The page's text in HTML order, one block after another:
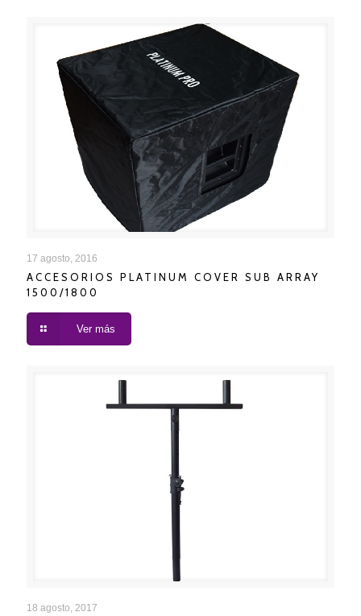
ACCESORIOS PLATINUM COVER SUB ARRAY
17 agosto, 2016
ACCESORIOS PLATINUM COVER SUB ARRAY
1500/1800
Ver más
ACCESORIOS PLATINUM LT-555
18 agosto, 2017